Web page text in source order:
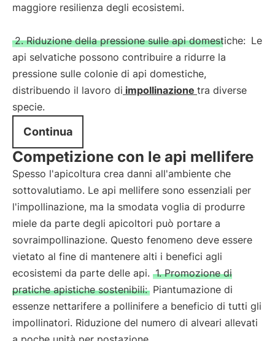
maggiore resilienza degli ecosistemi.
2. Riduzione della pressione sulle api domestiche: Le
api selvatiche possono contribuire a ridurre la
pressione sulle colonie di api domestiche,
distribuendo il lavoro di impollinazione tra diverse
specie.
Continua
Competizione con le api mellifere
Spesso l'apicoltura crea danni all'ambiente che
sottovalutiamo. Le api mellifere sono essenziali per
l'impollinazione, ma la smodata voglia di produrre
miele da parte degli apicoltori può portare a
sovraimpollinazione. Questo fenomeno deve essere
vietato al fine di mantenere alti i benefici agli
ecosistemi da parte delle api. 1. Promozione di
pratiche apistiche sostenibili: Piantumazione di
essenze nettarifere a pollinifere a beneficio di tutti gli
impollinatori. Riduzione del numero di alveari allevati